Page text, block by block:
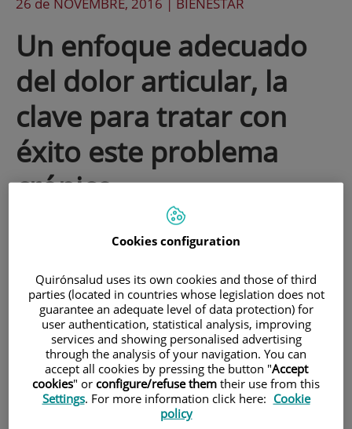
Un enfoque adecuado
del dolor articular, la
clave para tratar con
éxito este problema
crónico
Un 10% de la población padece dolor
que sufren dolor. Se trata de un
problema crónico que requiere un
abordaje correcto, muchas veces de
carácter multidisciplinar.
El Dr. Víctor Mayoral Rojals, Director
Cookies configuration
Quirónsalud uses its own cookies and those of third
parties (located in countries whose legislation does not
guarantee an adequate level of data protection) for
user authentication, statistical analysis, improving
services and showing personalised advertising
through the analysis of your navigation. You can
accept all cookies by pressing the button "Accept
cookies" or configure/refuse them their use from this
Settings. For more information click here: Cookie
policy